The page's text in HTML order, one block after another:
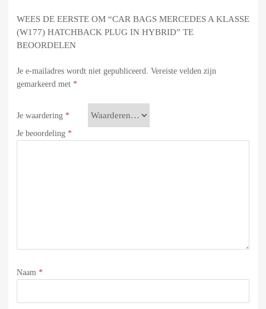
WEES DE EERSTE OM “CAR BAGS MERCEDES A KLASSE
(W177) HATCHBACK PLUG IN HYBRID” TE
BEOORDELEN
Je e-mailadres wordt niet gepubliceerd. Vereiste velden zijn
gemarkeerd met *
Je waardering *
Je beoordeling *
Naam *